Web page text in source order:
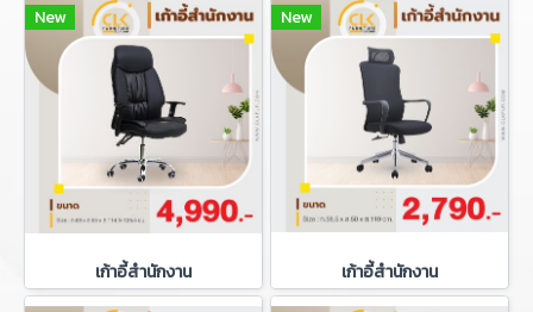
New
เก้าอี้สำนักงาน
New
เก้าอี้สำนักงาน